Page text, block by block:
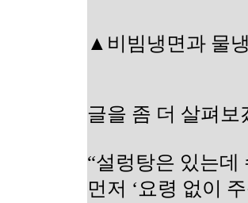
▲비빔냉면과 물
글을 좀 더 살펴보
“설렁탕은 있는데
먼저 ‘요령 없이